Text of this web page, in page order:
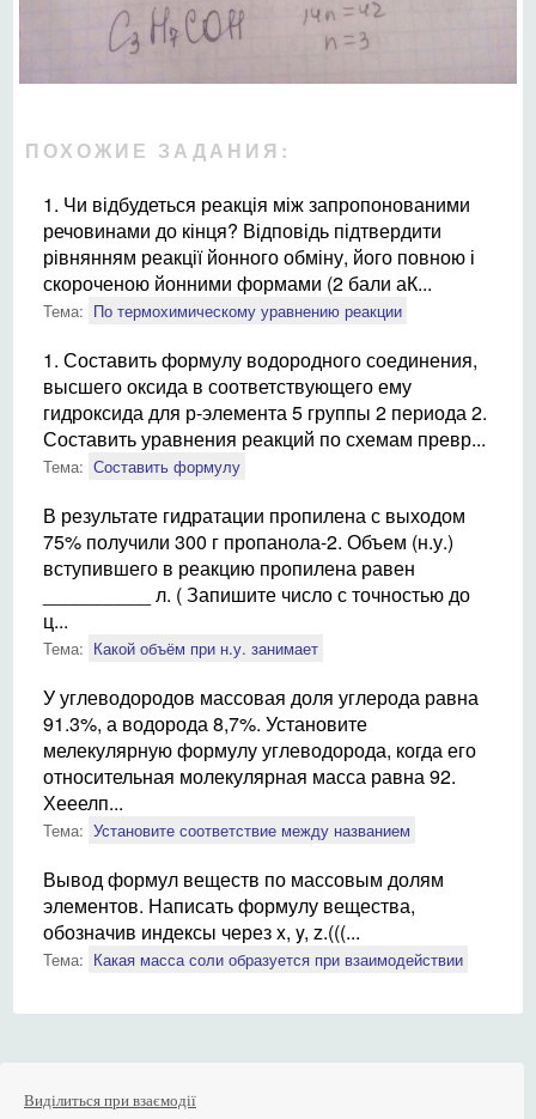
ПОХОЖИЕ ЗАДАНИЯ:
1. Чи відбудеться реакція між запропонованими
речовинами до кінця? Відповідь підтвердити
рівнянням реакції йонного обміну, його повною і
скороченою йонними формами (2 бали аК...
Тема: По термохимическому уравнению реакции
1. Составить формулу водородного соединения,
высшего оксида в соответствующего ему
гидроксида для р-элемента 5 группы 2 периода 2.
Составить уравнения реакций по схемам превр...
Тема: Составить формулу
В результате гидратации пропилена с выходом
75% получили 300 г пропанола-2. Объем (н.у.)
вступившего в реакцию пропилена равен
__________ л. ( Запишите число с точностью до
ц...
Тема: Какой объём при н.у. занимает
У углеводородов массовая доля углерода равна
91.3%, а водорода 8,7%. Установите
мелекулярную формулу углеводорода, когда его
относительная молекулярная масса равна 92.
Хееелп...
Тема: Установите соответствие между названием
Вывод формул веществ по массовым долям
элементов. Написать формулу вещества,
обозначив индексы через x, y, z.(((...
Тема: Какая масса соли образуется при взаимодействии
Виділиться при взаємодії